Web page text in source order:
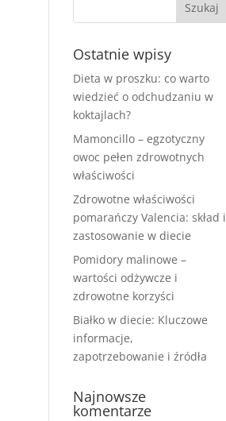
Ostatnie wpisy
Dieta w proszku: co warto
wiedzieć o odchudzaniu w
koktajlach?
Mamoncillo – egzotyczny
owoc pełen zdrowotnych
właściwości
Zdrowotne właściwości
pomarańczy Valencia: skład i
zastosowanie w diecie
Pomidory malinowe –
wartości odżywcze i
zdrowotne korzyści
Białko w diecie: Kluczowe
informacje,
zapotrzebowanie i źródła
Najnowsze
komentarze